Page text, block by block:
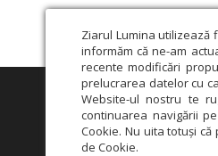
Ziarul Lumina utilizează
informăm că ne-am
recente modificări
prelucrarea datelor cu
Website-ul nostru te
continuarea navigării
Cookie. Nu uita totuși
de Cookie.